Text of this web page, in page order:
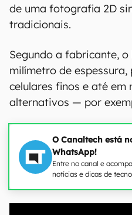
de uma fotografia 2D
tradicionais.
Segundo a fabricante,
milímetro de
celulares finos e até
alternativos — por
O Canaltech está
WhatsApp!
Entre no canal e
notícias e dicas de